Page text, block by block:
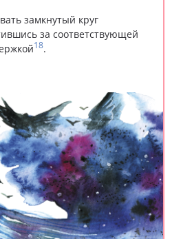
замкнутый круг
за соответствующей
18.